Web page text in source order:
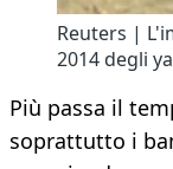
Reuters |
2014 degli
Più passa il
soprattutto i